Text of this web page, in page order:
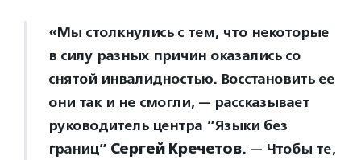
«Мы столкнулись с тем, что некоторые
в силу разных причин оказались со
снятой инвалидностью. Восстановить ее
они так и не смогли, — рассказывает
руководитель центра ”Языки без
границ” Сергей Кречетов. — Чтобы те,